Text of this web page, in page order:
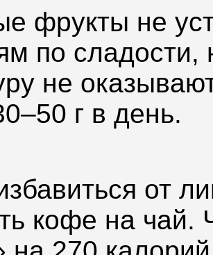
фрукты не
по сладости,
не
г в день.
от
кофе на